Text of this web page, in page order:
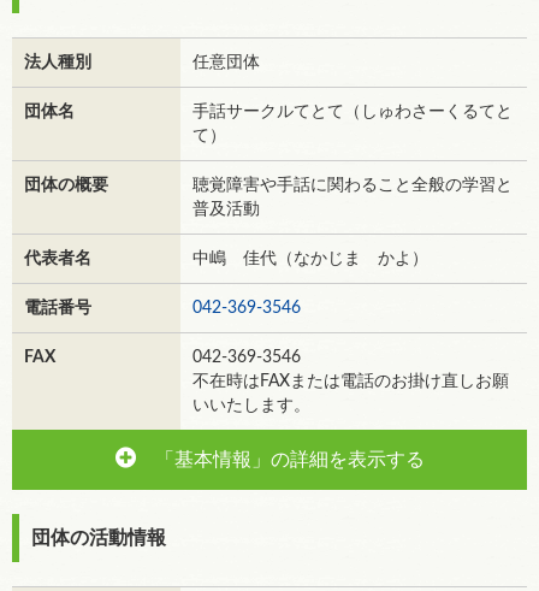
法人種別 任意団体
団体名
手話サークルてとて（しゅわさーくるてと
て）
団体の概要
聴覚障害や手話に関わること全般の学習と
普及活動
代表者名 中嶋 佳代（なかじま かよ）
電話番号 042-369-3546
FAX
042-369-3546
不在時はFAXまたは電話のお掛け直しお願
いいたします。
「基本情報」の詳細を表示する
団体の活動情報